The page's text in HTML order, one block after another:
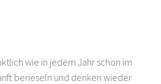
wie in jedem Jahr schon im
berieseln und denken wieder